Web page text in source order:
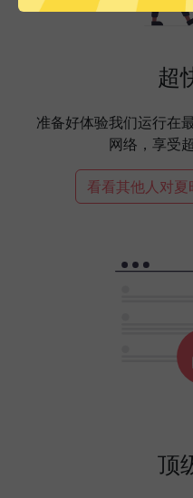
超
准备好体验我们运行在
网络，享受
看看其他人对
顶